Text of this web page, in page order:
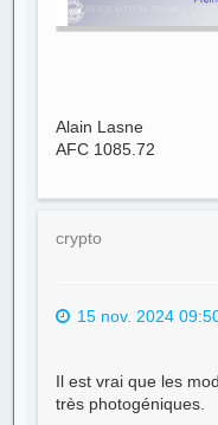
Alain Lasne
AFC 1085.72
crypto
15 nov. 2024
Il est vrai que les
très photogéniques.